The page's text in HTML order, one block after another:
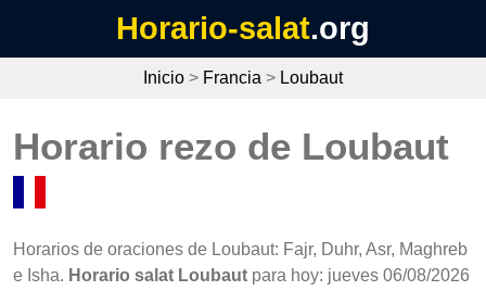
Horario-salat.org
Inicio > Francia > Loubaut
Horario rezo de Loubaut
Horarios de oraciones de Loubaut: Fajr, Duhr, Asr, Maghreb
e Isha. Horario salat Loubaut para hoy: jueves 06/08/2026